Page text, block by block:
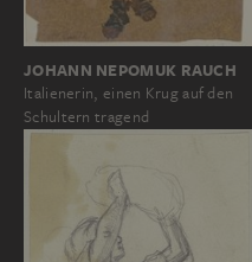
JOHANN NEPOMUK RAUCH
Italienerin, einen Krug auf den
Schultern tragend